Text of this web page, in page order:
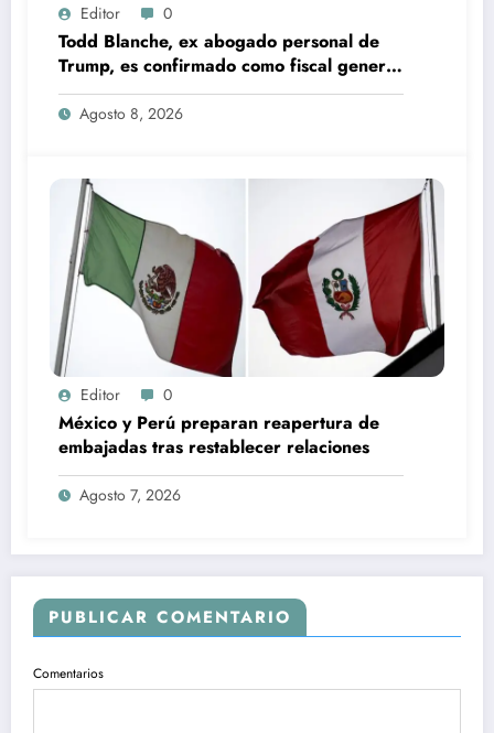
Editor 0
Todd Blanche, ex abogado personal de
Trump, es confirmado como fiscal general
de EU
Agosto 8, 2026
Editor 0
México y Perú preparan reapertura de
embajadas tras restablecer relaciones
Agosto 7, 2026
PUBLICAR COMENTARIO
Comentarios